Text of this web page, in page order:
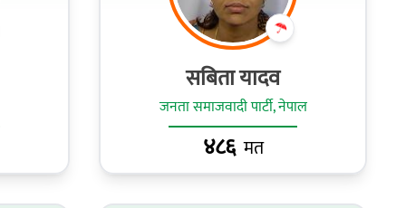
सबिता यादव
जनता समाजवादी पार्टी, नेपाल
४८६ मत